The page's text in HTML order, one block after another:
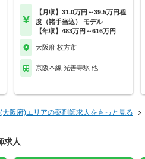
【月収】31.0万円～39.5万円程
度（諸手当込） モデル
【年収】483万円～616万円
大阪府 枚方市
京阪本線 光善寺駅 他
大阪府)エリアの薬剤師求人をもっと見る
求人